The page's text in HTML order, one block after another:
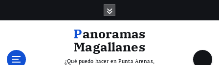
Panoramas
Magallanes
¿Qué puedo hacer en Punta Arenas,